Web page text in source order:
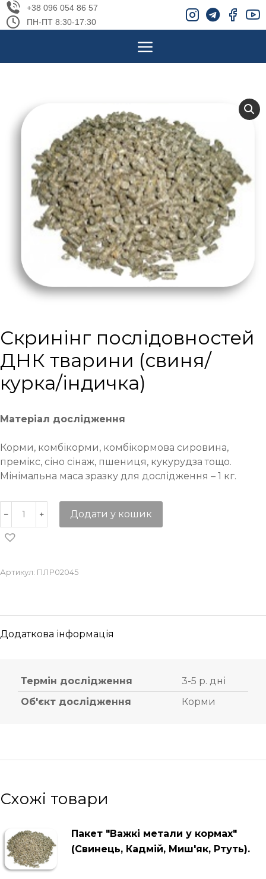
+38 096 054 86 57
ПН-ПТ 8:30-17:30
Cкринінг послідовностей
ДНК тварини (свиня/
курка/індичка)
Матеріал дослідження
Корми, комбікорми, комбікормова сировина,
премікс, сіно сінаж, пшениця, кукурудза тощо.
Мінімальна маса зразку для дослідження – 1 кг.
Додати у кошик
Артикул: ПЛР02045
Додаткова інформація
Термін дослідження
3-5 р. дні
Об'єкт дослідження
Корми
Схожі товари
Пакет "Важкі метали у кормах"
(Свинець, Кадмій, Миш'як, Ртуть).